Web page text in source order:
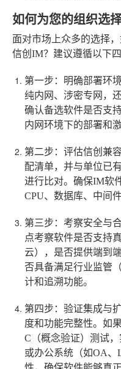
如何为您的组织选
面对市场上众多的选择
信创IM？建议遵循以下
第一步：明确部署环境
纯内网、涉密专网，
确认备选软件是否支
内网环境下的部署和
第二步：评估信创兼
配清单，并与单位已
进行比对。确保IM软
CPU、数据库、中间
第三步：考察安全与
点考察软件是否支持
云），是否提供端到
否具备满足行业监管
计和追溯功能。
第四步：验证集成与
度和功能完整性。如
C（概念验证）测试
或办公系统（如OA